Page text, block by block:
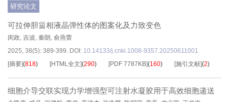
研究论文
可拉伸胆甾相液晶弹性体的图案化及力致变色
闵政, 吉波, 秦朗 , 俞燕蕾
2025, 38(5): 389-399. DOI: 10.14133/j.cnki.1008-9357.20250611001
[摘要](818) [HTML全文](290) [PDF 7787KB](160) [施引文献](2)
细胞介导交联实现力学增强型可注射水凝胶用于高效细胞递送